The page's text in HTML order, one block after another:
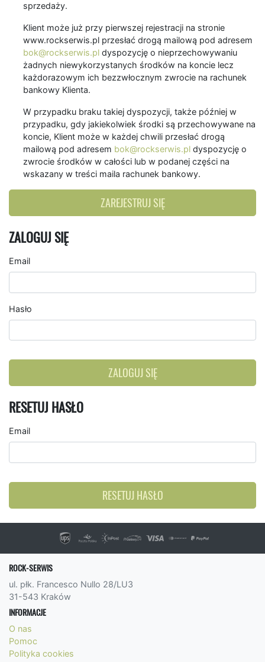
sprzedaży.
Klient może już przy pierwszej rejestracji na stronie
www.rockserwis.pl przesłać drogą mailową pod adresem
bok@rockserwis.pl dyspozycję o nieprzechowywaniu
żadnych niewykorzystanych środków na koncie lecz
każdorazowym ich bezzwłocznym zwrocie na rachunek
bankowy Klienta.
W przypadku braku takiej dyspozycji, także później w
przypadku, gdy jakiekolwiek środki są przechowywane na
koncie, Klient może w każdej chwili przesłać drogą
mailową pod adresem bok@rockserwis.pl dyspozycję o
zwrocie środków w całości lub w podanej części na
wskazany w treści maila rachunek bankowy.
ZAREJESTRUJ SIĘ
ZALOGUJ SIĘ
Email
Hasło
ZALOGUJ SIĘ
RESETUJ HASŁO
Email
RESETUJ HASŁO
ROCK-SERWIS
ul. płk. Francesco Nullo 28/LU3
31-543 Kraków
INFORMACJE
O nas
Pomoc
Polityka cookies